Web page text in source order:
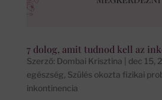
7 dolog, amit tudnod kell az
Szerző: Dombai Krisztina dec 15,
egészség, Szülés okozta fizikai
inkontinencia